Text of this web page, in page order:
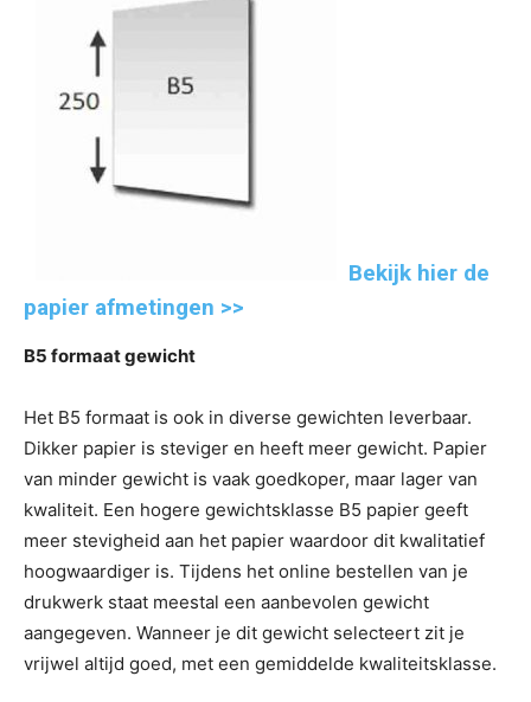
Bekijk hier de
papier afmetingen >>
B5 formaat gewicht
Het B5 formaat is ook in diverse gewichten leverbaar.
Dikker papier is steviger en heeft meer gewicht. Papier
van minder gewicht is vaak goedkoper, maar lager van
kwaliteit. Een hogere gewichtsklasse B5 papier geeft
meer stevigheid aan het papier waardoor dit kwalitatief
hoogwaardiger is. Tijdens het online bestellen van je
drukwerk staat meestal een aanbevolen gewicht
aangegeven. Wanneer je dit gewicht selecteert zit je
vrijwel altijd goed, met een gemiddelde kwaliteitsklasse.